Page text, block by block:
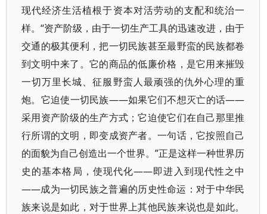
现代经济生活植根于资本对活劳动的支配和统治一
样。“资产阶级，由于一切生产工具的迅速改进，由于
交通的极其便利，把一切民族甚至最野蛮的民族都卷
到文明中来了。它的商品的低廉价格，是它用来摧毁
一切万里长城、征服野蛮人最顽强的仇外心理的重
炮。它迫使一切民族——如果它们不想灭亡的话——
采用资产阶级的生产方式；它迫使它们在自己那里推
行所谓的文明，即变成资产者。一句话，它按照自己
的面貌为自己创造出一个世界。”正是这样一种世界历
史的基本格局，使现代化——即进入到现代性之中
——成为一切民族之普遍的历史性命运：对于中华民
族来说是如此，对于世界上其他民族来说也是如此。